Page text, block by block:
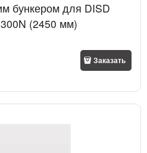
бункером для DISD
(2450 мм)
Заказать